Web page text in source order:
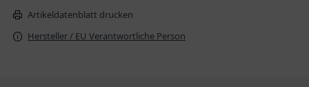
Artikeldatenblatt drucken
Hersteller / EU Verantwortliche Person